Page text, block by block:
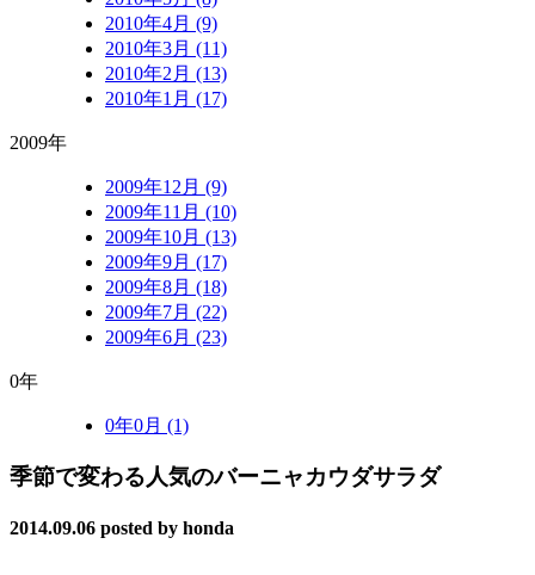
2010年4月 (9)
2010年3月 (11)
2010年2月 (13)
2010年1月 (17)
2009年
2009年12月 (9)
2009年11月 (10)
2009年10月 (13)
2009年9月 (17)
2009年8月 (18)
2009年7月 (22)
2009年6月 (23)
0年
0年0月 (1)
季節で変わる人気のバーニャカウダサラダ
2014.09.06 posted by honda